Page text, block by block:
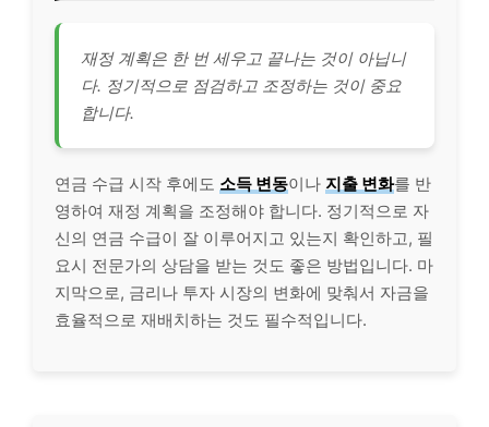
재정 계획은 한 번 세우고 끝나는 것이 아닙니
다. 정기적으로 점검하고 조정하는 것이 중요
합니다.
연금 수급 시작 후에도 소득 변동이나 지출 변화를 반
영하여 재정 계획을 조정해야 합니다. 정기적으로 자
신의 연금 수급이 잘 이루어지고 있는지 확인하고, 필
요시 전문가의 상담을 받는 것도 좋은 방법입니다. 마
지막으로, 금리나 투자 시장의 변화에 맞춰서 자금을
효율적으로 재배치하는 것도 필수적입니다.